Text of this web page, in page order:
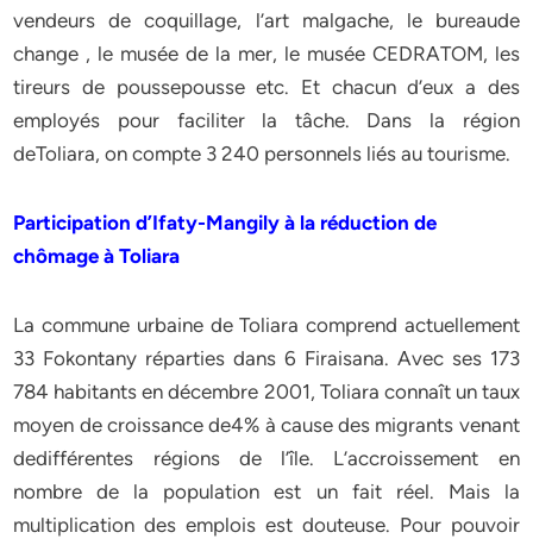
vendeurs de coquillage, l’art malgache, le bureaude
change , le musée de la mer, le musée CEDRATOM, les
tireurs de poussepousse etc. Et chacun d’eux a des
employés pour faciliter la tâche. Dans la région
deToliara, on compte 3 240 personnels liés au tourisme.
Participation d’Ifaty-Mangily à la réduction de
chômage à Toliara
La commune urbaine de Toliara comprend actuellement
33 Fokontany réparties dans 6 Firaisana. Avec ses 173
784 habitants en décembre 2001, Toliara connaît un taux
moyen de croissance de4% à cause des migrants venant
dedifférentes régions de l’île. L’accroissement en
nombre de la population est un fait réel. Mais la
multiplication des emplois est douteuse. Pour pouvoir